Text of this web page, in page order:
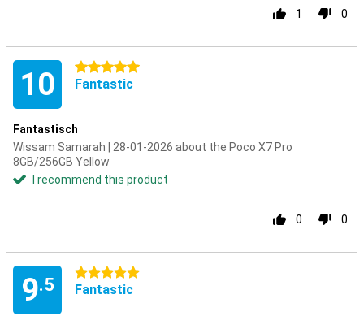
1 0
10 5 stars
Fantastic
Fantastisch
Wissam Samarah | 28-01-2026 about the Poco X7 Pro
8GB/256GB Yellow
I recommend this product
0 0
9.5
5 stars
Fantastic